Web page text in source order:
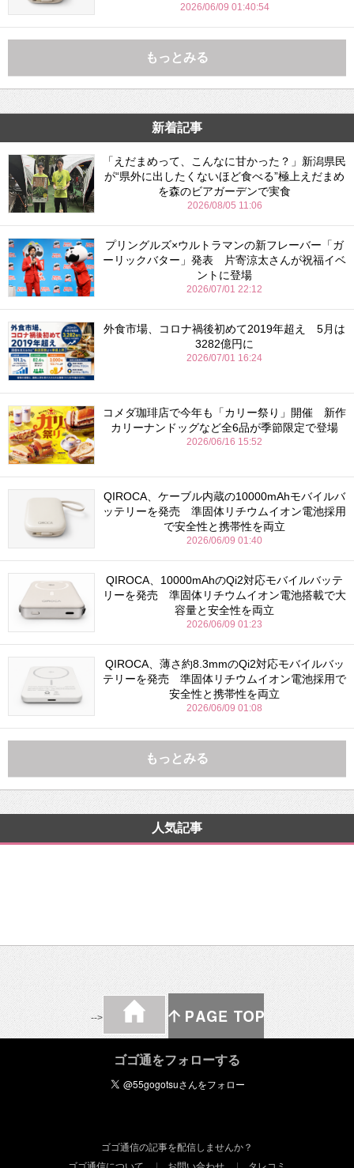
2026/06/09 01:40:54
もっとみる
新着記事
「えだまめって、こんなに甘かった？」新潟県民
が“県外に出したくないほど食べる”極上えだまめ
を森のビアガーデンで実食
2026/08/05 11:06
プリングルズ×ウルトラマンの新フレーバー「ガ
ーリックバター」発表 片寄涼太さんが祝福イベ
ントに登場
2026/07/01 22:12
外食市場、コロナ禍後初めて2019年超え 5月は
3282億円に
2026/07/01 16:24
コメダ珈琲店で今年も「カリー祭り」開催 新作
カリーナンドッグなど全6品が季節限定で登場
2026/06/16 15:52
QIROCA、ケーブル内蔵の10000mAhモバイルバ
ッテリーを発売 準固体リチウムイオン電池採用
で安全性と携帯性を両立
2026/06/09 01:40
QIROCA、10000mAhのQi2対応モバイルバッテ
リーを発売 準固体リチウムイオン電池搭載で大
容量と安全性を両立
2026/06/09 01:23
QIROCA、薄さ約8.3mmのQi2対応モバイルバッ
テリーを発売 準固体リチウムイオン電池採用で
安全性と携帯性を両立
2026/06/09 01:08
もっとみる
人気記事
-->
ゴゴ通をフォローする
ゴゴ通信の記事を配信しませんか？